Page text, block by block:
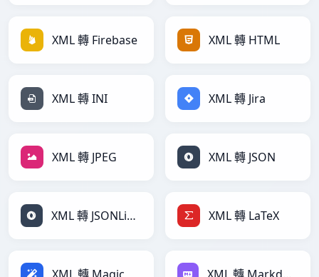
XML 轉 Firebase XML 轉 HTML
XML 轉 INI XML 轉 Jira
XML 轉 JPEG XML 轉 JSON
XML 轉 JSONLines XML 轉 LaTeX